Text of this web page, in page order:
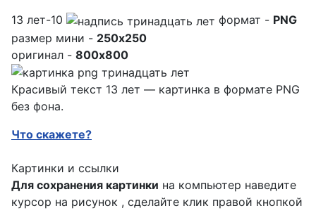
13 лет-10
формат - PNG
размер мини - 250x250
оригинал - 800x800
Красивый текст 13 лет — картинка в формате PNG
без фона.
Что скажете?
Картинки и ссылки
Для сохранения картинки на компьютер наведите
курсор на рисунок , сделайте клик правой кнопкой